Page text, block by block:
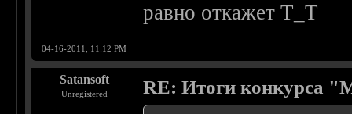
равно откажет Т_Т
04-16-2011, 11:12 PM
Satansoft
Unregistered RE: Итоги конкурса